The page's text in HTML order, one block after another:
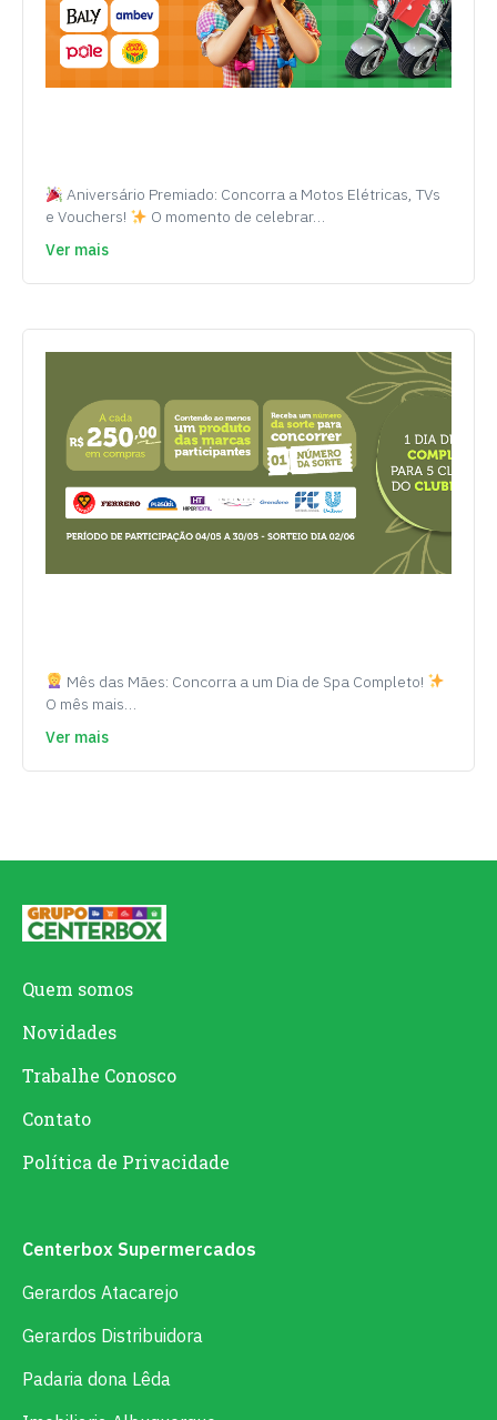
Aniversário Premiado: Concorra a Motos Elétricas, TVs
e Vouchers!
O momento de celebrar…
Ver mais
Mês das Mães: Concorra a um Dia de Spa Completo!
O mês mais…
Ver mais
Quem somos
Novidades
Trabalhe Conosco
Contato
Política de Privacidade
Centerbox Supermercados
Gerardos Atacarejo
Gerardos Distribuidora
Padaria dona Lêda